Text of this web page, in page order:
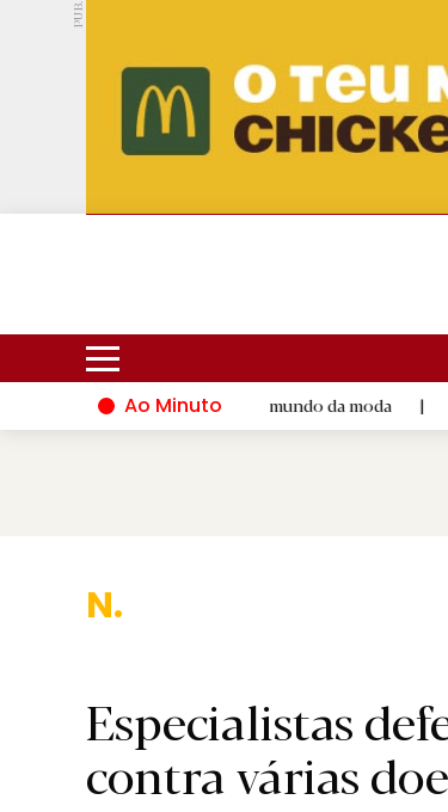
PUB.
Hoje 16ºC 29ºC
Ao Minuto
e à inovação do mundo da moda | D.
Na
Especialistas
contra várias